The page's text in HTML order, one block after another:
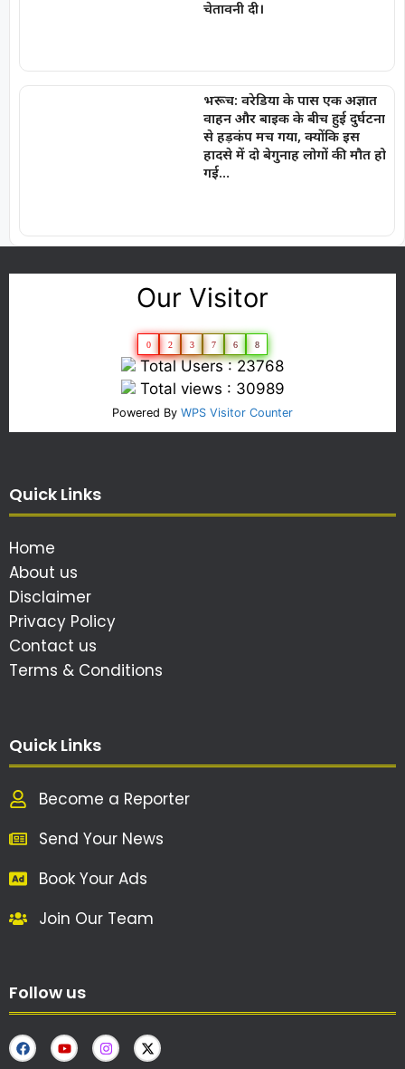
चेतावनी दी।
भरूच: वरेडिया के पास एक अज्ञात
वाहन और बाइक के बीच हुई दुर्घटना
से हड़कंप मच गया, क्योंकि इस
हादसे में दो बेगुनाह लोगों की मौत हो
गई…
Our Visitor
0 2 3 7 6 8
Total Users : 23768
Total views : 30989
Powered By WPS Visitor Counter
Quick Links
Home
About us
Disclaimer
Privacy Policy
Contact us
Terms & Conditions
Quick Links
Become a Reporter
Send Your News
Book Your Ads
Join Our Team
Follow us